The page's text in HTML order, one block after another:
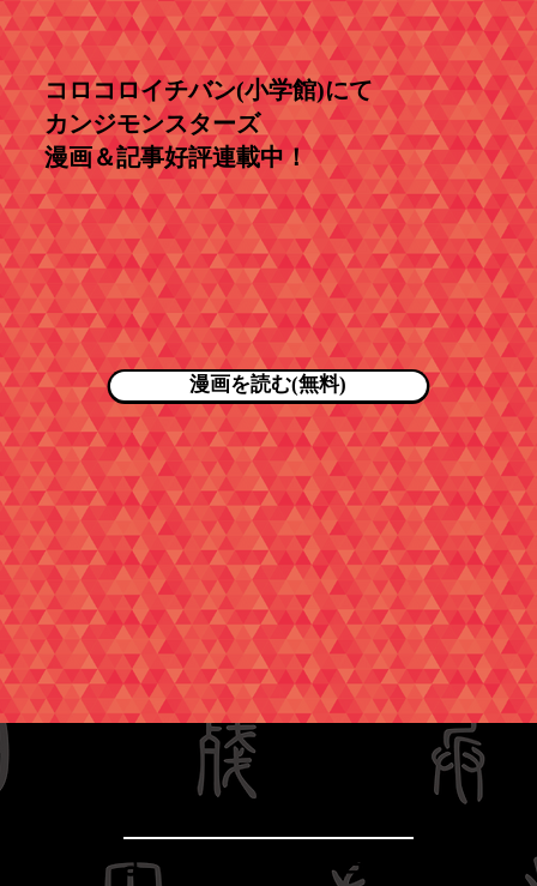
コロコロイチバン(小学館)にて
カンジモンスターズ
漫画＆記事好評連載中！
漫画を読む(無料)
​よくあるお問い合わ